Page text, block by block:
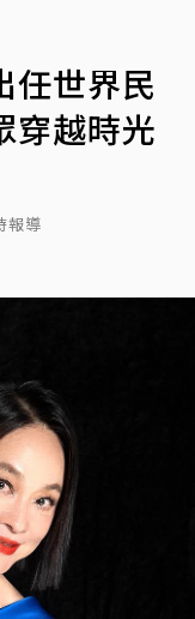
任世界民
越時光
報導